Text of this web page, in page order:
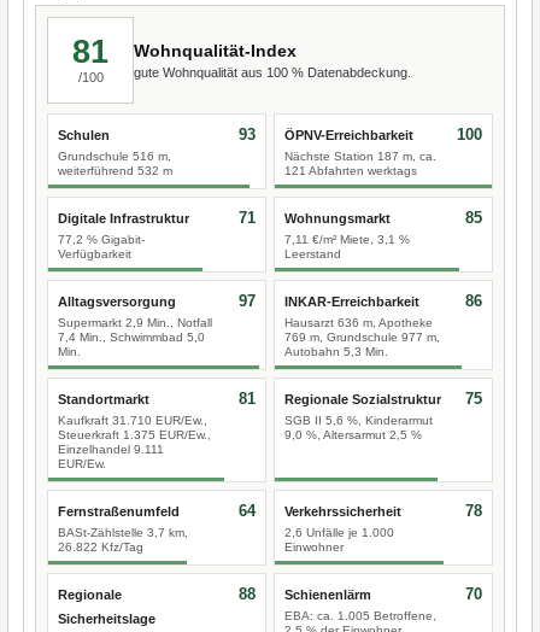
81
/100
Wohnqualität-Index
gute Wohnqualität aus 100 % Datenabdeckung.
Schulen
Grundschule 516 m,
weiterführend 532 m
93 ÖPNV-Erreichbarkeit
Nächste Station 187 m, ca.
121 Abfahrten werktags
100
Digitale Infrastruktur
77,2 % Gigabit-
Verfügbarkeit
71 Wohnungsmarkt
7,11 €/m² Miete, 3,1 %
Leerstand
85
Alltagsversorgung
Supermarkt 2,9 Min., Notfall
7,4 Min., Schwimmbad 5,0
Min.
97 INKAR-Erreichbarkeit
Hausarzt 636 m, Apotheke
769 m, Grundschule 977 m,
Autobahn 5,3 Min.
86
Standortmarkt
Kaufkraft 31.710 EUR/Ew.,
Steuerkraft 1.375 EUR/Ew.,
Einzelhandel 9.111
EUR/Ew.
81 Regionale Sozialstruktur
SGB II 5,6 %, Kinderarmut
9,0 %, Altersarmut 2,5 %
75
Fernstraßenumfeld
BASt-Zählstelle 3,7 km,
26.822 Kfz/Tag
64 Verkehrssicherheit
2,6 Unfälle je 1.000
Einwohner
78
Regionale
Sicherheitslage
88 Schienenlärm
EBA: ca. 1.005 Betroffene,
70